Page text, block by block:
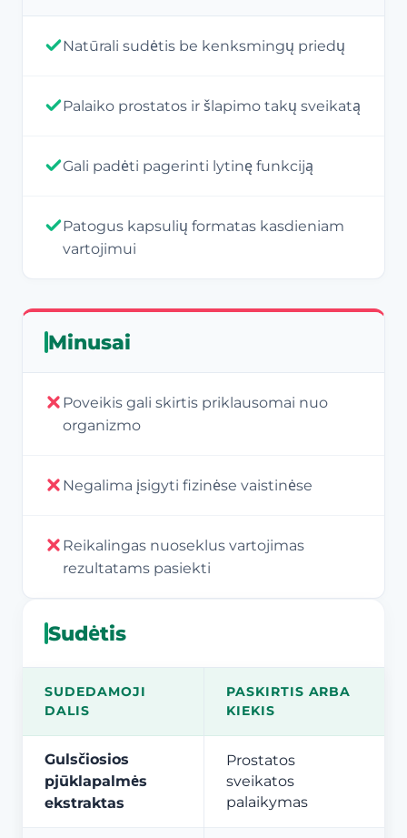
Natūrali sudėtis be kenksmingų priedų
Palaiko prostatos ir šlapimo takų sveikatą
Gali padėti pagerinti lytinę funkciją
Patogus kapsulių formatas kasdieniam
vartojimui
Minusai
Poveikis gali skirtis priklausomai nuo
organizmo
Negalima įsigyti fizinėse vaistinėse
Reikalingas nuoseklus vartojimas
rezultatams pasiekti
Sudėtis
SUDEDAMOJI
DALIS
PASKIRTIS ARBA
KIEKIS
Gulsčiosios
pjūklapalmės
ekstraktas
Prostatos
sveikatos
palaikymas